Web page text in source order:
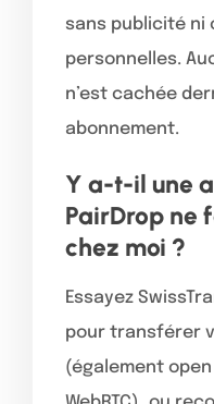
sans publicité ni
personnelles.
n’est cachée
abonnement.
Y a-t-il une
PairDrop ne
chez moi ?
Essayez
pour transférer
(également